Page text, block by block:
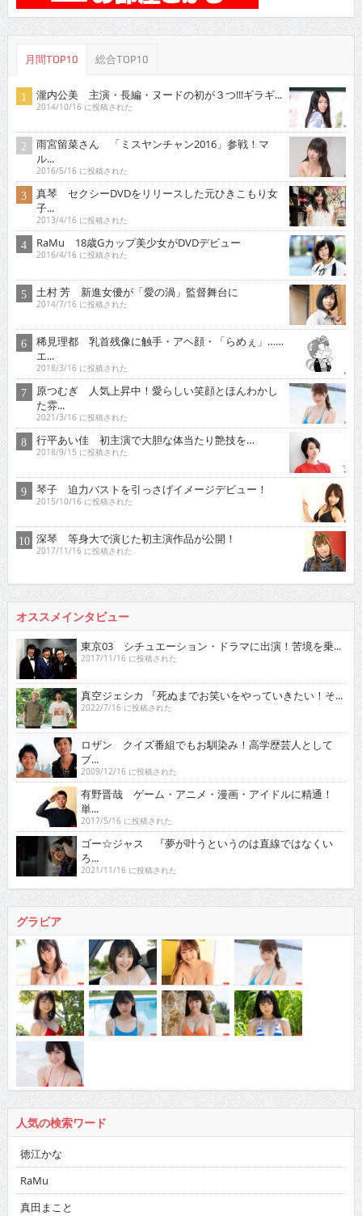
月間TOP10 総合TOP10
瀧内公美 主演・長編・ヌードの初が３つ!!!ギラギ...
2014/10/16 に投稿された
雨宮留菜さん 「ミスヤンチャン2016」参戦！マ
ル...
2016/5/16 に投稿された
真琴 セクシーDVDをリリースした元ひきこもり女
子...
2013/4/16 に投稿された
RaMu 18歳Gカップ美少女がDVDデビュー
2016/4/16 に投稿された
土村 芳 新進女優が「愛の渦」監督舞台に
2014/7/16 に投稿された
稀見理都 乳首残像に触手・アヘ顔・「らめぇ」……
エ...
2018/3/16 に投稿された
原つむぎ 人気上昇中！愛らしい笑顔とほんわかし
た雰...
2021/3/16 に投稿された
行平あい佳 初主演で大胆な体当たり艶技を…
2018/9/15 に投稿された
琴子 迫力バストを引っさげイメージデビュー！
2015/10/16 に投稿された
深琴 等身大で演じた初主演作品が公開！
2017/11/16 に投稿された
オススメインタビュー
東京03 シチュエーション・ドラマに出演！苦境を乗...
2017/11/16 に投稿された
真空ジェシカ 『死ぬまでお笑いをやっていきたい！そ...
2022/7/16 に投稿された
ロザン クイズ番組でもお馴染み！高学歴芸人として
ブ...
2009/12/16 に投稿された
有野晋哉 ゲーム・アニメ・漫画・アイドルに精通！
単...
2017/5/16 に投稿された
ゴー☆ジャス 『夢が叶うというのは直線ではなくい
ろ...
2021/11/16 に投稿された
グラビア
人気の検索ワード
徳江かな
RaMu
真田まこと